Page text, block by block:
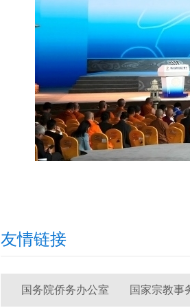
友情链接
国务院侨务办公室 国家宗教事